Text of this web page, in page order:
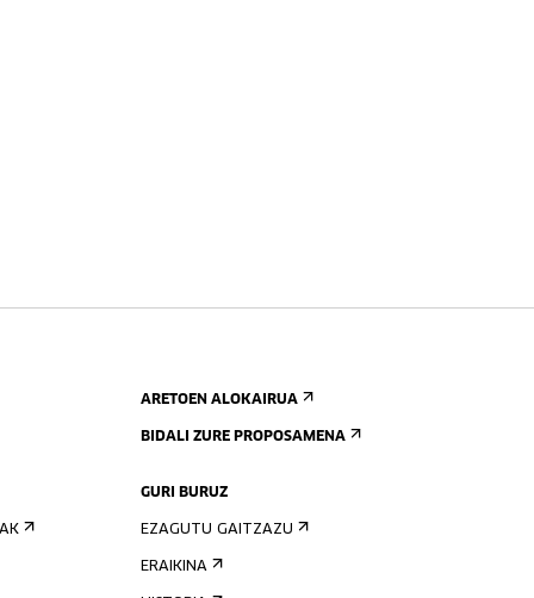
ARETOEN ALOKAIRUA
BIDALI ZURE PROPOSAMENA
GURI BURUZ
EZAGUTU GAITZAZU
ERAIKINA